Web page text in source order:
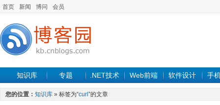
首页 新闻 博问 会员
知识库 专题 .NET技术 Web前端 软件设计 手
您的位置： 知识库 » 标签为“curl ”的文章